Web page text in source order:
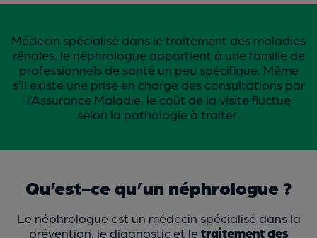
Médecin spécialisé dans le traitement des maladies
rénales, le néphrologue appartient à une famille de
professionnels de santé un peu spécifique. Même
s’il existe une prise en charge des consultations par
l’Assurance Maladie, le coût de la visite fluctue
selon la pathologie à traiter.
Qu’est-ce qu’un néphrologue ?
Le néphrologue est un médecin spécialisé dans la
prévention, le diagnostic et letraitement des